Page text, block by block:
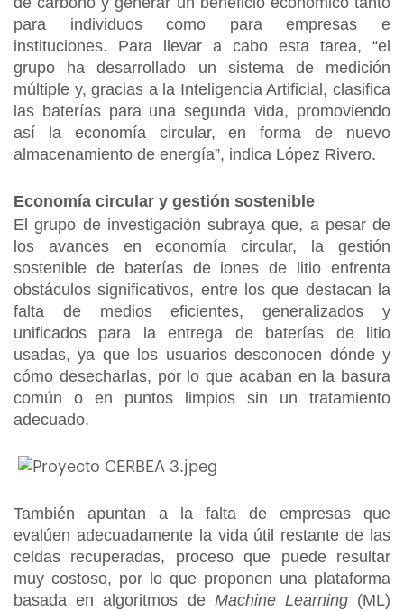
para individuos como para empresas e
instituciones. Para llevar a cabo esta tarea, “el
grupo ha desarrollado un sistema de medición
múltiple y, gracias a la Inteligencia Artificial, clasifica
las baterías para una segunda vida, promoviendo
así la economía circular, en forma de nuevo
almacenamiento de energía”, indica López Rivero.
Economía circular y gestión sostenible
El grupo de investigación subraya que, a pesar de
los avances en economía circular, la gestión
sostenible de baterías de iones de litio enfrenta
obstáculos significativos, entre los que destacan la
falta de medios eficientes, generalizados y
unificados para la entrega de baterías de litio
usadas, ya que los usuarios desconocen dónde y
cómo desecharlas, por lo que acaban en la basura
común o en puntos limpios sin un tratamiento
adecuado.
También apuntan a la falta de empresas que
evalúen adecuadamente la vida útil restante de las
celdas recuperadas, proceso que puede resultar
muy costoso, por lo que proponen una plataforma
basada en algoritmos de Machine Learning(ML)